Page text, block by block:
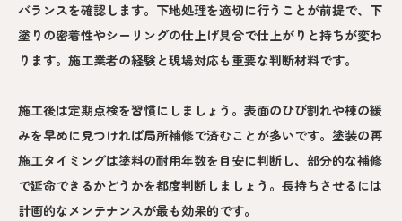
バランスを確認します。下地処理を適切に行うことが前提で、下
塗りの密着性やシーリングの仕上げ具合で仕上がりと持ちが変わ
ります。施工業者の経験と現場対応も重要な判断材料です。
施工後は定期点検を習慣にしましょう。表面のひび割れや棟の緩
みを早めに見つければ局所補修で済むことが多いです。塗装の再
施工タイミングは塗料の耐用年数を目安に判断し、部分的な補修
で延命できるかどうかを都度判断しましょう。長持ちさせるには
計画的なメンテナンスが最も効果的です。